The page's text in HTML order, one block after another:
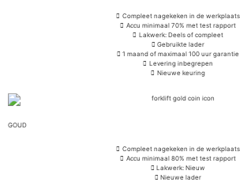
Compleet nagekeken in de werkplaats
Accu minimaal 70% met test rapport
Lakwerk: Deels of compleet
Gebruikte lader
1 maand of maximaal 100 uur garantie
Levering inbegrepen
Nieuwe keuring
GOUD
Compleet nagekeken in de werkplaats
Accu minimaal 80% met test rapport
Lakwerk: Nieuw
Nieuwe lader